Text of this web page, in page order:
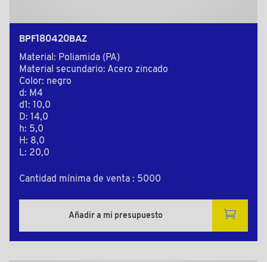
BPF180420BAZ
Material: Poliamida (PA)
Material secundario: Acero zincado
Color: negro
d: M4
d1: 10,0
D: 14,0
h: 5,0
H: 8,0
L: 20,0
Cantidad mínima de venta : 5000
Añadir a mi presupuesto